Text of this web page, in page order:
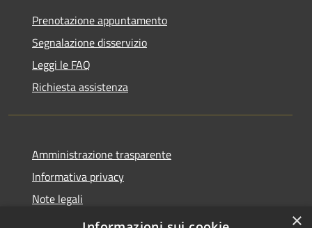
Prenotazione appuntamento
Segnalazione disservizio
Leggi le FAQ
Richiesta assistenza
Amministrazione trasparente
Informativa privacy
Note legali
Dichiarazione di accessibilità
×